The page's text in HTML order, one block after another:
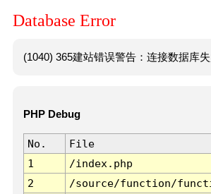
Database Error
(1040) 365建站错误警告：连接数据库
PHP Debug
No. File
1
/index.php
2
/source/function/